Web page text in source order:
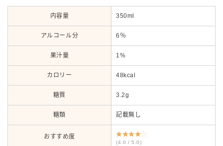
内容量 350ml
アルコール分 6％
果汁量 1%
カロリー 48kcal
糖質 3.2g
糖類 記載無し
おすすめ度
(4.0 / 5.0)